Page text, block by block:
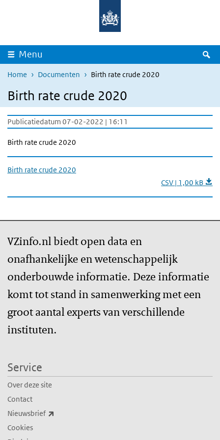
Overslaan en naar de inhoud gaan
Menu
Home Documenten Birth rate crude 2020
Birth rate crude 2020
Publicatiedatum 07-02-2022 | 16:11
Birth rate crude 2020
Birth rate crude 2020
CSV | 1,00 kB
VZinfo.nl biedt open data en
onafhankelijke en wetenschappelijk
onderbouwde informatie. Deze informatie
komt tot stand in samenwerking met een
groot aantal experts van verschillende
instituten.
Service
Over deze site
Contact
Nieuwsbrief
Cookies